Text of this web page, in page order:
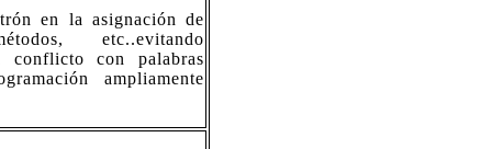
en la asignación de
etc..evitando
conflicto con palabras
ampliamente